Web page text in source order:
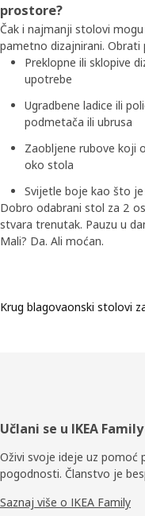
prostore?
Čak i najmanji stolovi
pametno dizajnirani. Obrati
Preklopne ili sklopive
upotrebe
Ugradbene ladice ili
podmetača ili ubrusa
Zaobljene rubove koji
oko stola
Svijetle boje kao što
Dobro odabrani stol za 2
stvara trenutak. Pauzu u
Mali? Da. Ali moćan.
Krug blagovaonski stolovi
Podnožje
Učlani se u IKEA Family
Oživi svoje ideje uz pomoć
pogodnosti. Članstvo je
Saznaj više o IKEA Family